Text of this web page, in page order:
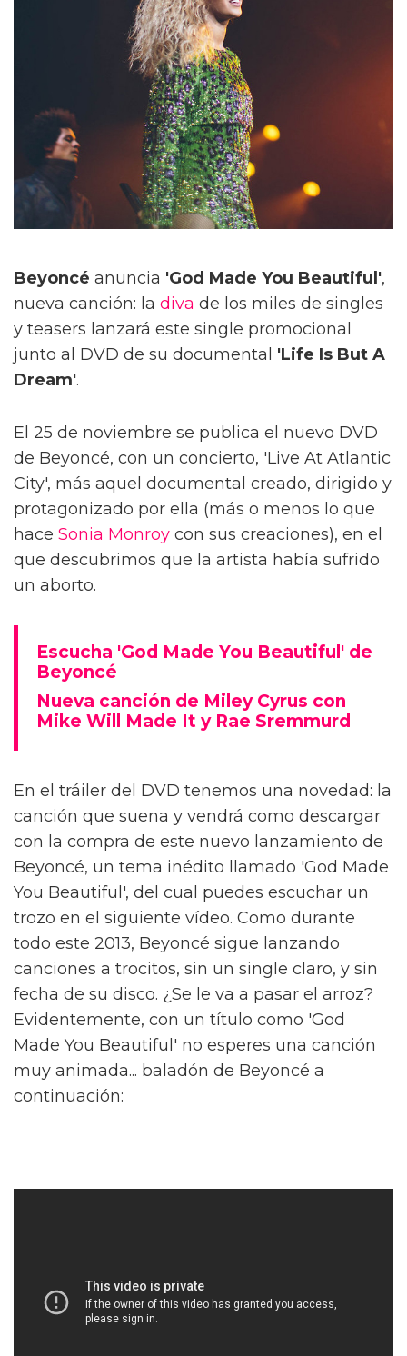
Beyoncé anuncia 'God Made You Beautiful',
nueva canción: la diva de los miles de singles
y teasers lanzará este single promocional
junto al DVD de su documental 'Life Is But A
Dream'.
El 25 de noviembre se publica el nuevo DVD
de Beyoncé, con un concierto, 'Live At Atlantic
City', más aquel documental creado, dirigido y
protagonizado por ella (más o menos lo que
hace Sonia Monroy con sus creaciones), en el
que descubrimos que la artista había sufrido
un aborto.
Escucha 'God Made You Beautiful' de
Beyoncé
Nueva canción de Miley Cyrus con
Mike Will Made It y Rae Sremmurd
En el tráiler del DVD tenemos una novedad: la
canción que suena y vendrá como descargar
con la compra de este nuevo lanzamiento de
Beyoncé, un tema inédito llamado 'God Made
You Beautiful', del cual puedes escuchar un
trozo en el siguiente vídeo. Como durante
todo este 2013, Beyoncé sigue lanzando
canciones a trocitos, sin un single claro, y sin
fecha de su disco. ¿Se le va a pasar el arroz?
Evidentemente, con un título como 'God
Made You Beautiful' no esperes una canción
muy animada... baladón de Beyoncé a
continuación: